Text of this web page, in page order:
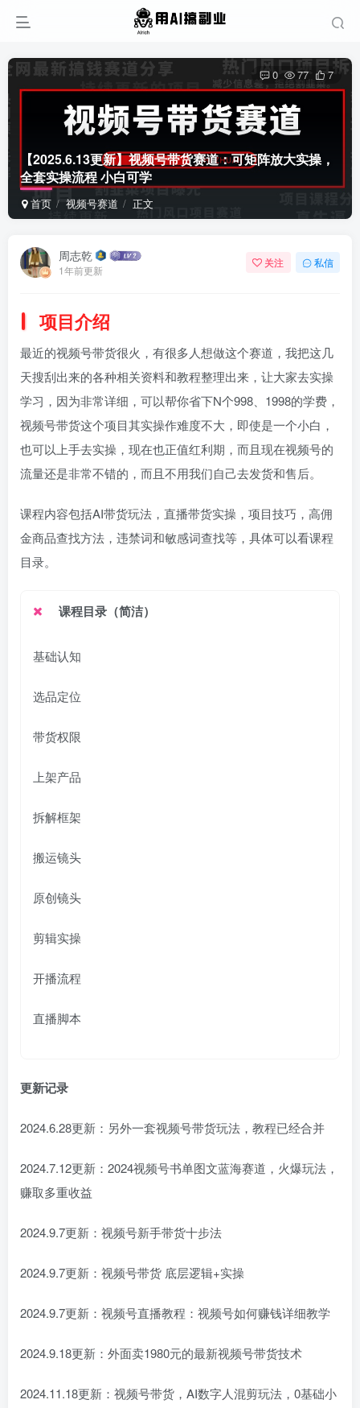
【2025.6.13更新】视频号带货赛道：可矩阵放大实操，
全套实操流程 小白可学
首页 视频号赛道 正文
0 77 7
周志乾
1年前更新
关注 私信
项目介绍
最近的视频号带货很火，有很多人想做这个赛道，我把这几
天搜刮出来的各种相关资料和教程整理出来，让大家去实操
学习，因为非常详细，可以帮你省下N个998、1998的学费，
视频号带货这个项目其实操作难度不大，即使是一个小白，
也可以上手去实操，现在也正值红利期，而且现在视频号的
流量还是非常不错的，而且不用我们自己去发货和售后。
课程内容包括AI带货玩法，直播带货实操，项目技巧，高佣
金商品查找方法，违禁词和敏感词查找等，具体可以看课程
目录。
课程目录（简洁）
基础认知
选品定位
带货权限
上架产品
拆解框架
搬运镜头
原创镜头
剪辑实操
开播流程
直播脚本
更新记录
2024.6.28更新：另外一套视频号带货玩法，教程已经合并
2024.7.12更新：2024视频号书单图文蓝海赛道，火爆玩法，
赚取多重收益
2024.9.7更新：视频号新手带货十步法
2024.9.7更新：视频号带货 底层逻辑+实操
2024.9.7更新：视频号直播教程：视频号如何赚钱详细教学
2024.9.18更新：外面卖1980元的最新视频号带货技术
2024.11.18更新：视频号带货，AI数字人混剪玩法，0基础小